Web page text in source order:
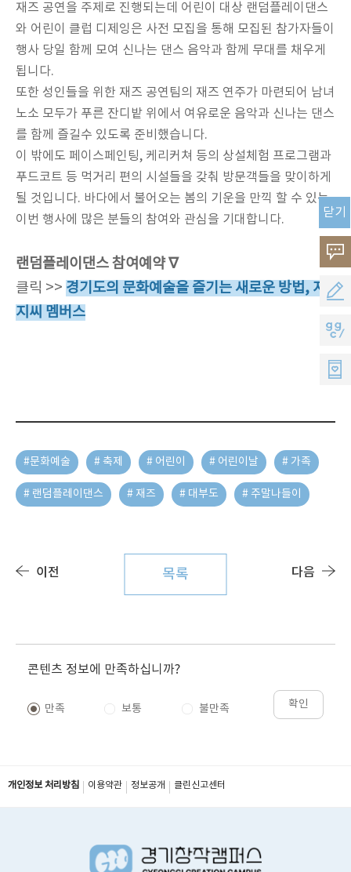
고
리
공
모
지
지
멤
닫기
재즈 공연을 주제로 진행되는데 어린이 대상 랜덤플레이댄스
와 어린이 클럽 디제잉은 사전 모집을 통해 모집된 참가자들이
행사 당일 함께 모여 신나는 댄스 음악과 함께 무대를 채우게
됩니다.
또한 성인들을 위한 재즈 공연팀의 재즈 연주가 마련되어 남녀
노소 모두가 푸른 잔디밭 위에서 여유로운 음악과 신나는 댄스
를 함께 즐길수 있도록 준비했습니다.
이 밖에도 페이스페인팅, 케리커쳐 등의 상설체험 프로그램과
푸드코트 등 먹거리 편의 시설들을 갖춰 방문객들을 맞이하게
될 것입니다. 바다에서 불어오는 봄의 기운을 만끽 할 수 있는
이번 행사에 많은 분들의 참여와 관심을 기대합니다.
랜덤플레이댄스 참여예약 ∇
클릭 >> 경기도의 문화예술을 즐기는 새로운 방법, 지
지씨 멤버스
#문화예술 # 축제 # 어린이 # 어린이날 # 가족
# 랜덤플레이댄스 # 재즈 # 대부도 # 주말나들이
이전 목록 다음
콘텐츠 정보에 만족하십니까?
만족 보통 불만족 확인
개인정보 처리방침 이용약관 정보공개 클린신고센터